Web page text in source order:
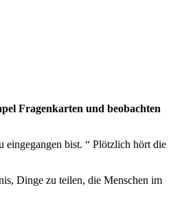
Fragenkarten und beobachten
eingegangen bist. “ Plötzlich hört die
Dinge zu teilen, die Menschen im